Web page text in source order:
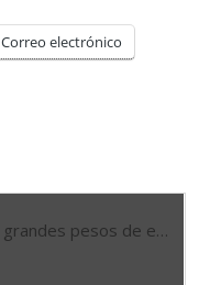
Correo electrónico